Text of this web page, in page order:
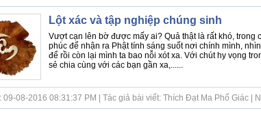
Lột xác và tập nghiệp chúng sinh
Vượt cạn lên bờ được mấy ai? Quả thật là rất khó, trong
phúc để nhận ra Phật tính sáng suốt nơi chính mình,
để rồi còn lại mình ta bao nỗi xót xa. Với chút hy vọng
sẻ chia cùng với các bạn gần xa,......
08-2016 08:31:37 PM | Tác giả bài viết: Thích Đạt Ma Phổ Giác |